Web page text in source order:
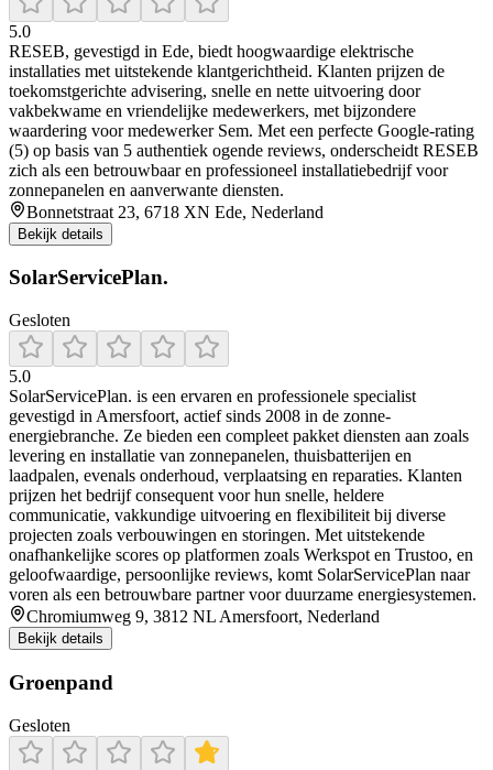
5.0
RESEB, gevestigd in Ede, biedt hoogwaardige elektrische
installaties met uitstekende klantgerichtheid. Klanten prijzen de
toekomstgerichte advisering, snelle en nette uitvoering door
vakbekwame en vriendelijke medewerkers, met bijzondere
waardering voor medewerker Sem. Met een perfecte Google-rating
(5) op basis van 5 authentiek ogende reviews, onderscheidt RESEB
zich als een betrouwbaar en professioneel installatiebedrijf voor
zonnepanelen en aanverwante diensten.
Bonnetstraat 23, 6718 XN Ede, Nederland
Bekijk details
SolarServicePlan.
Gesloten
5.0
SolarServicePlan. is een ervaren en professionele specialist
gevestigd in Amersfoort, actief sinds 2008 in de zonne-
energiebranche. Ze bieden een compleet pakket diensten aan zoals
levering en installatie van zonnepanelen, thuisbatterijen en
laadpalen, evenals onderhoud, verplaatsing en reparaties. Klanten
prijzen het bedrijf consequent voor hun snelle, heldere
communicatie, vakkundige uitvoering en flexibiliteit bij diverse
projecten zoals verbouwingen en storingen. Met uitstekende
onafhankelijke scores op platformen zoals Werkspot en Trustoo, en
geloofwaardige, persoonlijke reviews, komt SolarServicePlan naar
voren als een betrouwbare partner voor duurzame energiesystemen.
Chromiumweg 9, 3812 NL Amersfoort, Nederland
Bekijk details
Groenpand
Gesloten